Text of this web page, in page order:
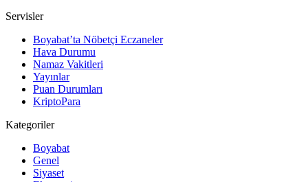
Servisler
Boyabat’ta Nöbetçi Eczaneler
Hava Durumu
Namaz Vakitleri
Yayınlar
Puan Durumları
KriptoPara
Kategoriler
Boyabat
Genel
Siyaset